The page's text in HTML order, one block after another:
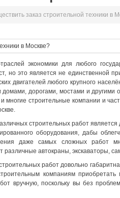
заказ строительной техники в
экономики для любого
но это является не единственной
двигателей любого крупного
дорогами, мостами и другими
многие строительные компании и
строительных работ
оборудования, дабы
даже самых сложных работ
автокраны, экскаваторы,
работ довольно
компаниям
вручную, поскольку вы без